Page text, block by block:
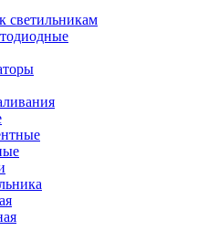
светильникам